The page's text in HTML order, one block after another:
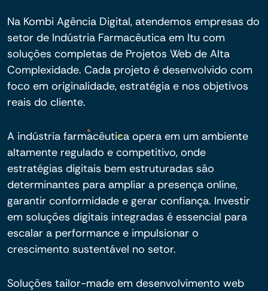
Na Kombi Agência Digital, atendemos empresas do
setor de Indústria Farmacêutica em Itu com
soluções completas de Projetos Web de Alta
Complexidade. Cada projeto é desenvolvido com
foco em originalidade, estratégia e nos objetivos
reais do cliente.
A indústria farmacêutica opera em um ambiente
altamente regulado e competitivo, onde
estratégias digitais bem estruturadas são
determinantes para ampliar a presença online,
garantir conformidade e gerar confiança. Investir
em soluções digitais integradas é essencial para
escalar a performance e impulsionar o
crescimento sustentável no setor.
Soluções tailor-made em desenvolvimento web